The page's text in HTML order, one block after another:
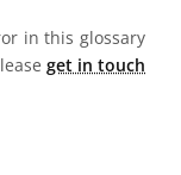
in this glossary
get in touch